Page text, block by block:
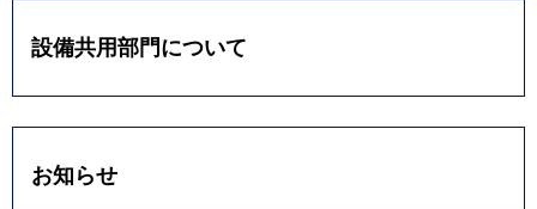
設備共用部門について
お知らせ